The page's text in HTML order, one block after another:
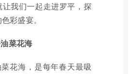
我们一起走进罗平，探
彩盛宴。
菜花海
花海，是每年春天最吸